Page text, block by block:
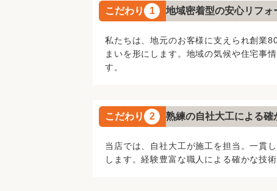
リフォームア
こだわり 1 地域密着型の安心リフォ
私たちは、地元のお客様に支えられ創業
まいを形にします。地域の気候や住宅事
す。
こだわり 2 熟練の自社大工による確
当店では、自社大工が施工を担当。一貫
します。経験豊富な職人による確かな技